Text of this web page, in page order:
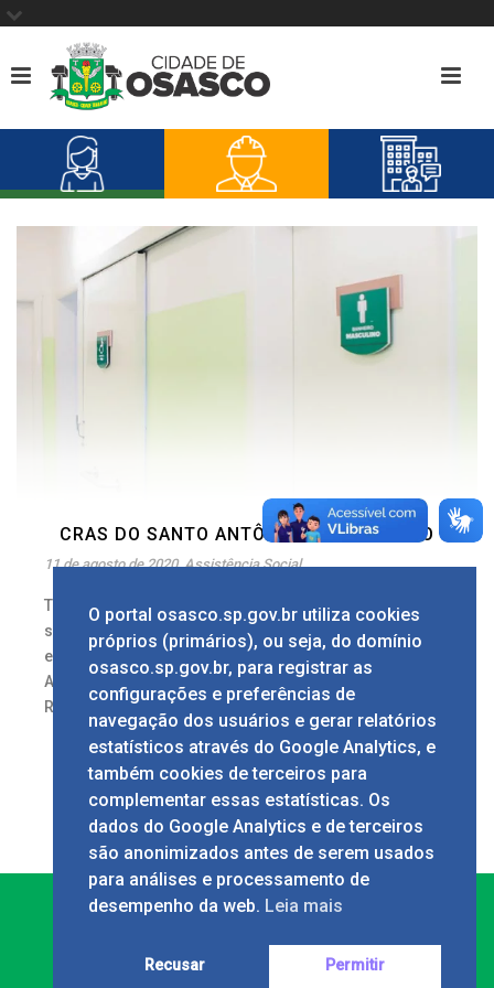
CRAS DO SANTO ANTÔNIO É REFORMADO
11 de agosto de 2020 Assistência Social
Texto: Talita Castro Imagem: Marcelo Deck Na
segunda-feira, 10/8, a Prefeitura de Osasco
entregou à população o Centro de Referência de
Assistência Social (CRAS) Giuseppe Fiorita, na
Rua [...]
O portal osasco.sp.gov.br utiliza cookies
próprios (primários), ou seja, do domínio
osasco.sp.gov.br, para registrar as
configurações e preferências de
navegação dos usuários e gerar relatórios
estatísticos através do Google Analytics, e
também cookies de terceiros para
complementar essas estatísticas. Os
dados do Google Analytics e de terceiros
são anonimizados antes de serem usados
para análises e processamento de
desempenho da web. Leia mais
Recusar Permitir